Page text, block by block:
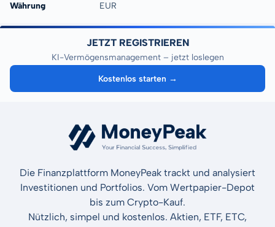
Währung EUR
JETZT REGISTRIEREN
KI-Vermögensmanagement – jetzt loslegen
Kostenlos starten →
Die Finanzplattform MoneyPeak trackt und analysiert
Investitionen und Portfolios. Vom Wertpapier-Depot
bis zum Crypto-Kauf.
Nützlich, simpel und kostenlos. Aktien, ETF, ETC,